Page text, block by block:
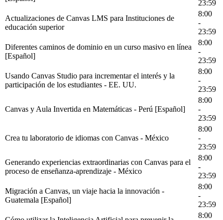
23:59
Actualizaciones de Canvas LMS para Instituciones de
educación superior
8:00
-
23:59
Diferentes caminos de dominio en un curso masivo en línea
[Español]
8:00
-
23:59
Usando Canvas Studio para incrementar el interés y la
participación de los estudiantes - EE. UU.
8:00
-
23:59
Canvas y Aula Invertida en Matemáticas - Perú [Español]
8:00
-
23:59
Crea tu laboratorio de idiomas con Canvas - México
8:00
-
23:59
Generando experiencias extraordinarias con Canvas para el
proceso de enseñanza-aprendizaje - México
8:00
-
23:59
Migración a Canvas, un viaje hacia la innovación -
Guatemala [Español]
8:00
-
23:59
8:00